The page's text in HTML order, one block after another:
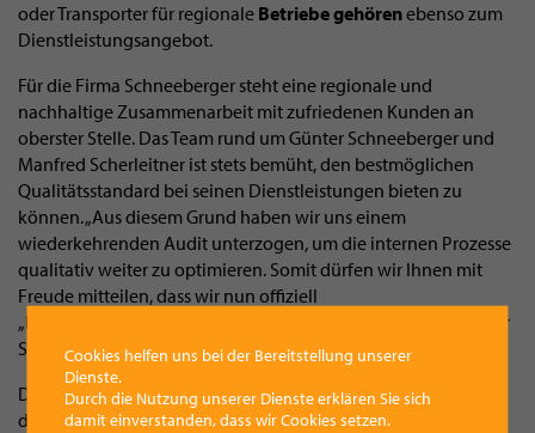
oder Transporter für regionale Betriebe gehörenebenso zum
Dienstleistungsangebot.
Für die Firma Schneeberger steht eine regionale und
nachhaltige Zusammenarbeit mit zufriedenen Kunden an
oberster Stelle. Das Team rund um Günter Schneeberger und
Manfred Scherleitner ist stets bemüht, den bestmöglichen
Qualitätsstandard bei seinen Dienstleistungen bieten zu
können. „Aus diesem Grund haben wir uns einem
wiederkehrenden Audit unterzogen, um die internen Prozesse
qualitativ weiter zu optimieren. Somit dürfen wir Ihnen mit
Freude mitteilen, dass wir nun offiziell
„Entsorgungsfachbetrieb
“ sind“, freut sich Firmenchef Günter
Schneeberger.
Die Dokumentation der Mengenströme, Zuverlässigkeit und
dem Fachwissen der verantwortlichen Personen, Überprüfung
Cookies helfen uns bei der Bereitstellung unserer
Dienste.
Durch die Nutzung unserer Dienste erklären Sie sich
damit einverstanden, dass wir Cookies setzen.